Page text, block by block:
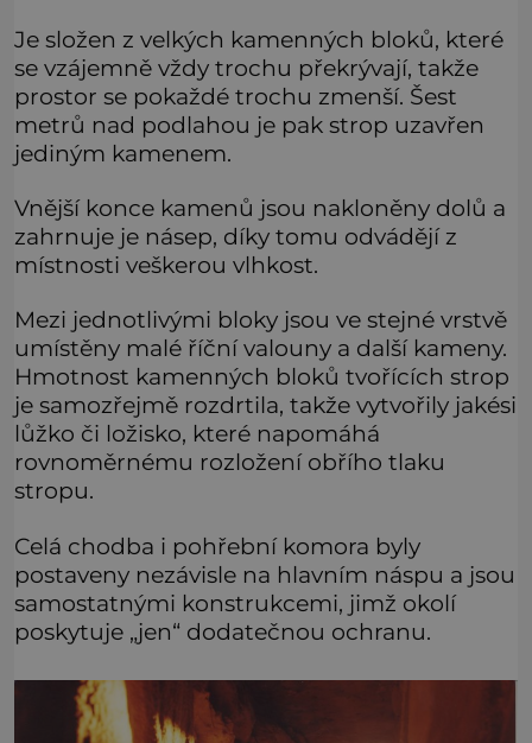
Je složen z velkých kamenných bloků, které
se vzájemně vždy trochu překrývají, takže
prostor se pokaždé trochu zmenší. Šest
metrů nad podlahou je pak strop uzavřen
jediným kamenem.
Vnější konce kamenů jsou nakloněny dolů a
zahrnuje je násep, díky tomu odvádějí z
místnosti veškerou vlhkost.
Mezi jednotlivými bloky jsou ve stejné vrstvě
umístěny malé říční valouny a další kameny.
Hmotnost kamenných bloků tvořících strop
je samozřejmě rozdrtila, takže vytvořily jakési
lůžko či ložisko, které napomáhá
rovnoměrnému rozložení obřího tlaku
stropu.
Celá chodba i pohřební komora byly
postaveny nezávisle na hlavním náspu a jsou
samostatnými konstrukcemi, jimž okolí
poskytuje „jen“ dodatečnou ochranu.